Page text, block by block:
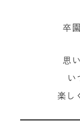
卒
思
い
楽し